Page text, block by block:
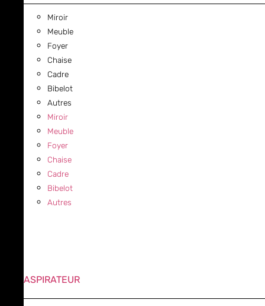
Miroir
Meuble
Foyer
Chaise
Cadre
Bibelot
Autres
Miroir
Meuble
Foyer
Chaise
Cadre
Bibelot
Autres
ASPIRATEUR